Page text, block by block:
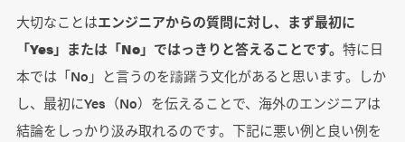
大切なことはエンジニアからの質問に対し、まず最初に
「Yes」または「No」ではっきりと答えることです。 特に日
本では「No」と言うのを躊躇う文化があると思います。しか
し、最初にYes（No）を伝えることで、海外のエンジニアは
結論をしっかり汲み取れるのです。下記に悪い例と良い例を